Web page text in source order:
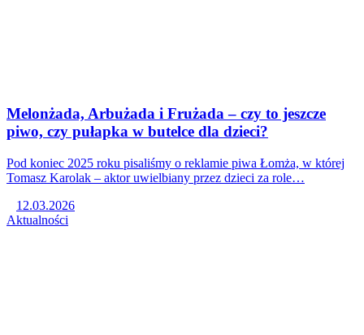
Melonżada, Arbużada i Frużada – czy to jeszcze
piwo, czy pułapka w butelce dla dzieci?
Pod koniec 2025 roku pisaliśmy o reklamie piwa Łomża, w której
Tomasz Karolak – aktor uwielbiany przez dzieci za role…
12.03.2026
Aktualności